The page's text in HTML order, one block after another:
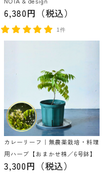
6,380円（税込）
1件
カレーリーフ｜無農薬栽培・料理
用ハーブ【おまかせ株／6号鉢】
3,300円（税込）